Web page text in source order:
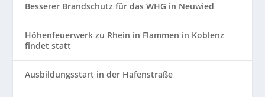
Besserer Brandschutz für das WHG in Neuwied
Höhenfeuerwerk zu Rhein in Flammen in Koblenz
findet statt
Ausbildungsstart in der Hafenstraße